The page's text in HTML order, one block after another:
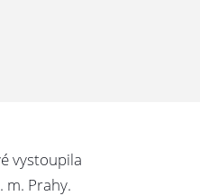
vystoupila
m. Prahy.